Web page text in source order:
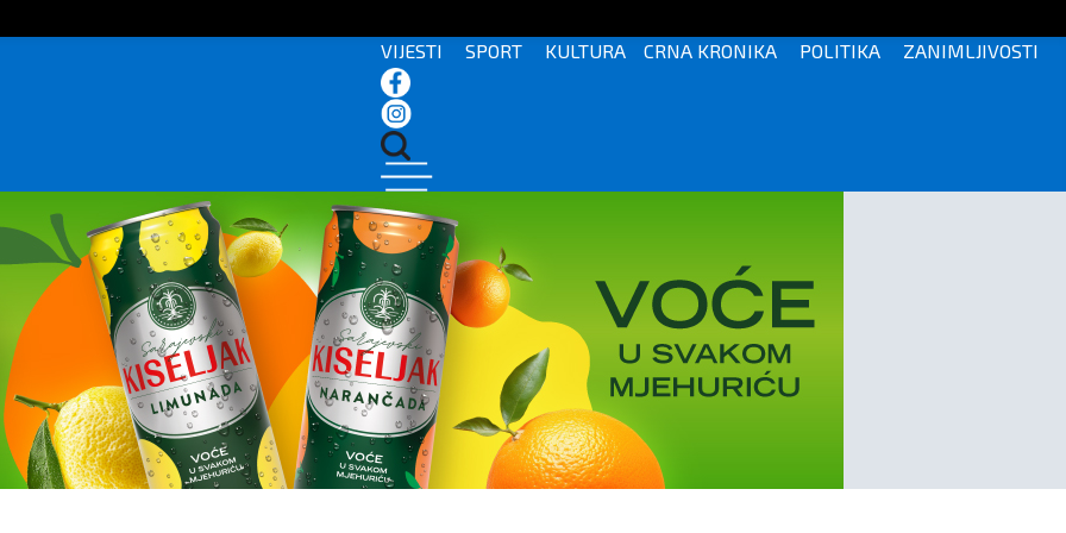
VIJESTI SPORT KULTURA CRNA KRONIKA POLITIKA ZANIMLJIVOSTI